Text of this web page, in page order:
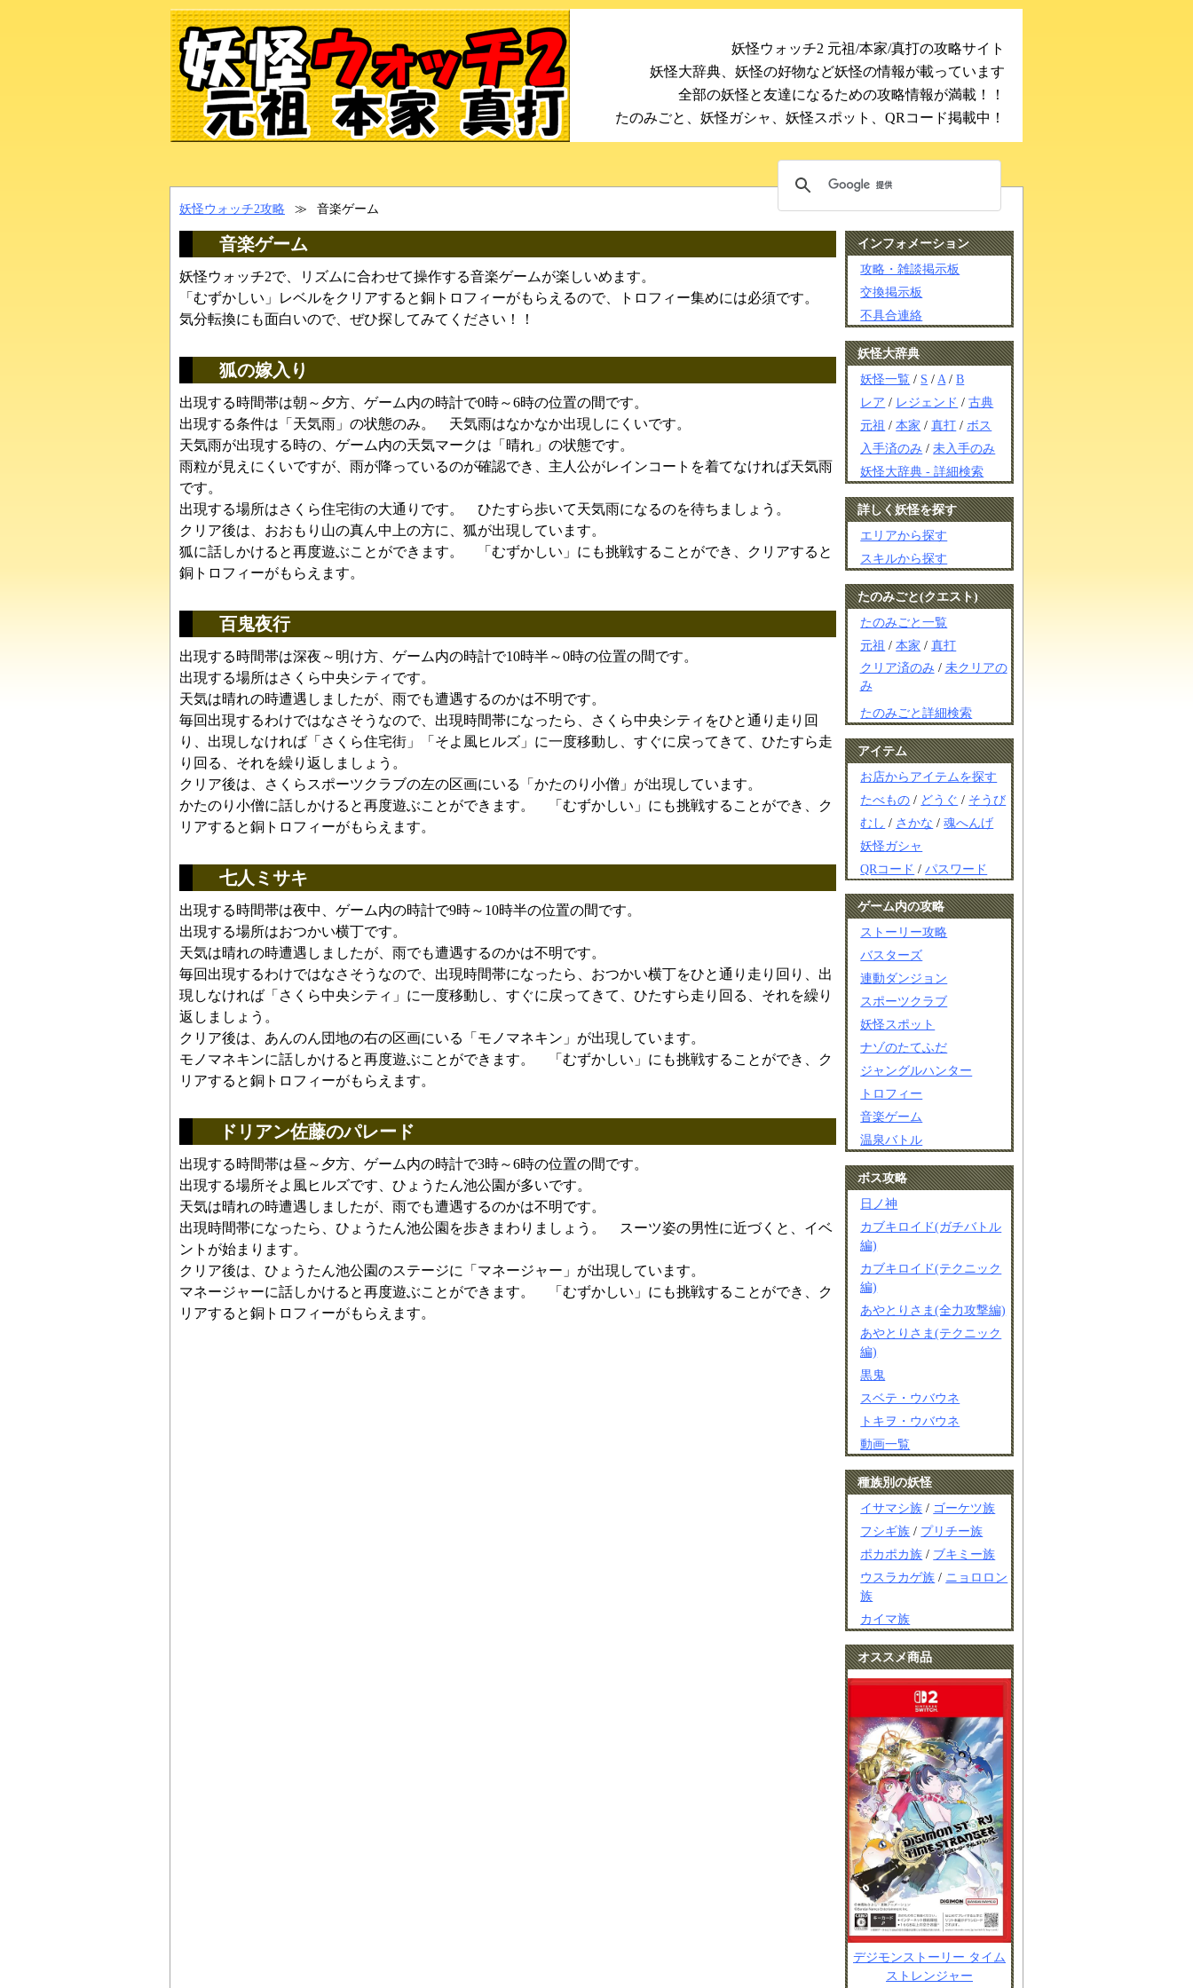
妖怪ウォッチ2 元祖/本家/真打の攻略サイト
妖怪大辞典、妖怪の好物など妖怪の情報が載っています
全部の妖怪と友達になるための攻略情報が満載！！
たのみごと、妖怪ガシャ、妖怪スポット、QRコード掲載中！
妖怪ウォッチ2攻略 ≫ 音楽ゲーム
音楽ゲーム
妖怪ウォッチ2で、リズムに合わせて操作する音楽ゲームが楽しいめます。
「むずかしい」レベルをクリアすると銅トロフィーがもらえるので、トロフィー集めには必須です。
気分転換にも面白いので、ぜひ探してみてください！！
狐の嫁入り
出現する時間帯は朝～夕方、ゲーム内の時計で0時～6時の位置の間です。
出現する条件は「天気雨」の状態のみ。 天気雨はなかなか出現しにくいです。
天気雨が出現する時の、ゲーム内の天気マークは「晴れ」の状態です。
雨粒が見えにくいですが、雨が降っているのが確認でき、主人公がレインコートを着てなければ天気雨
です。
出現する場所はさくら住宅街の大通りです。 ひたすら歩いて天気雨になるのを待ちましょう。
クリア後は、おおもり山の真ん中上の方に、狐が出現しています。
狐に話しかけると再度遊ぶことができます。 「むずかしい」にも挑戦することができ、クリアすると
銅トロフィーがもらえます。
百鬼夜行
出現する時間帯は深夜～明け方、ゲーム内の時計で10時半～0時の位置の間です。
出現する場所はさくら中央シティです。
天気は晴れの時遭遇しましたが、雨でも遭遇するのかは不明です。
毎回出現するわけではなさそうなので、出現時間帯になったら、さくら中央シティをひと通り走り回
り、出現しなければ「さくら住宅街」「そよ風ヒルズ」に一度移動し、すぐに戻ってきて、ひたすら走
り回る、それを繰り返しましょう。
クリア後は、さくらスポーツクラブの左の区画にいる「かたのり小僧」が出現しています。
かたのり小僧に話しかけると再度遊ぶことができます。 「むずかしい」にも挑戦することができ、ク
リアすると銅トロフィーがもらえます。
七人ミサキ
出現する時間帯は夜中、ゲーム内の時計で9時～10時半の位置の間です。
出現する場所はおつかい横丁です。
天気は晴れの時遭遇しましたが、雨でも遭遇するのかは不明です。
毎回出現するわけではなさそうなので、出現時間帯になったら、おつかい横丁をひと通り走り回り、出
現しなければ「さくら中央シティ」に一度移動し、すぐに戻ってきて、ひたすら走り回る、それを繰り
返しましょう。
クリア後は、あんのん団地の右の区画にいる「モノマネキン」が出現しています。
モノマネキンに話しかけると再度遊ぶことができます。 「むずかしい」にも挑戦することができ、ク
リアすると銅トロフィーがもらえます。
ドリアン佐藤のパレード
出現する時間帯は昼～夕方、ゲーム内の時計で3時～6時の位置の間です。
出現する場所そよ風ヒルズです、ひょうたん池公園が多いです。
天気は晴れの時遭遇しましたが、雨でも遭遇するのかは不明です。
出現時間帯になったら、ひょうたん池公園を歩きまわりましょう。 スーツ姿の男性に近づくと、イベ
ントが始まります。
クリア後は、ひょうたん池公園のステージに「マネージャー」が出現しています。
マネージャーに話しかけると再度遊ぶことができます。 「むずかしい」にも挑戦することができ、ク
リアすると銅トロフィーがもらえます。
インフォメーション
攻略・雑談掲示板
交換掲示板
不具合連絡
妖怪大辞典
妖怪一覧 / S / A /B
レア / レジェンド /古典
元祖 /本家 /真打 / ボス
入手済のみ /未入手のみ
妖怪大辞典 - 詳細検索
詳しく妖怪を探す
エリアから探す
スキルから探す
たのみごと(クエスト)
たのみごと一覧
元祖 /本家 /真打
クリア済のみ / 未クリアの
み
たのみごと詳細検索
アイテム
お店からアイテムを探す
たべもの / どうぐ / そうび
むし / さかな /魂へんげ
妖怪ガシャ
QRコード /パスワード
ゲーム内の攻略
ストーリー攻略
バスターズ
連動ダンジョン
スポーツクラブ
妖怪スポット
ナゾのたてふだ
ジャングルハンター
トロフィー
音楽ゲーム
温泉バトル
ボス攻略
日ノ神
カブキロイド(ガチバトル
編)
カブキロイド(テクニック
編)
あやとりさま(全力攻撃編)
あやとりさま(テクニック
編)
黒鬼
スベテ・ウバウネ
トキヲ・ウバウネ
動画一覧
種族別の妖怪
イサマシ族 / ゴーケツ族
フシギ族 / プリチー族
ポカポカ族 / ブキミー族
ウスラカゲ族 / ニョロロン
族
カイマ族
オススメ商品
デジモンストーリー タイム
ストレンジャー